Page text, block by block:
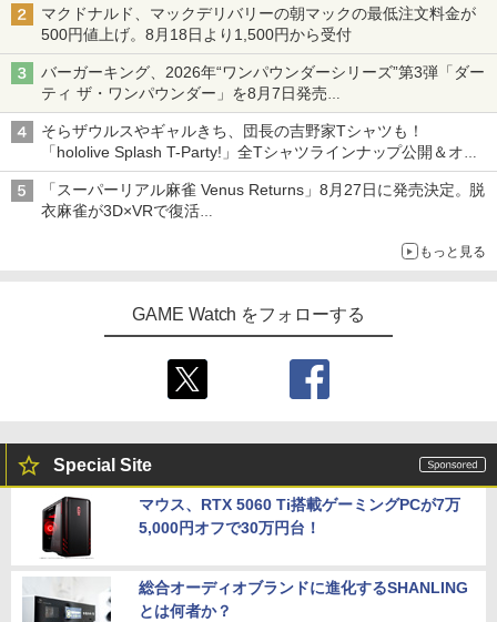
マクドナルド、マックデリバリーの朝マックの最低注文料金が
500円値上げ。8月18日より1,500円から受付
バーガーキング、2026年“ワンパウンダーシリーズ”第3弾「ダー
ティ ザ・ワンパウンダー」を8月7日発売
「特製ガーリックマヨソース」を使用した超大型チーズバーガー
そらザウルスやギャルきち、団長の吉野家Tシャツも！
「hololive Splash T-Party!」全Tシャツラインナップ公開＆オン
ライン販売開始
「スーパーリアル麻雀 Venus Returns」8月27日に発売決定。脱
衣麻雀が3D×VRで復活
もっと見る
GAME Watch をフォローする
Special Site
マウス、RTX 5060 Ti搭載ゲーミングPCが7万
5,000円オフで30万円台！
総合オーディオブランドに進化するSHANLING
とは何者か？